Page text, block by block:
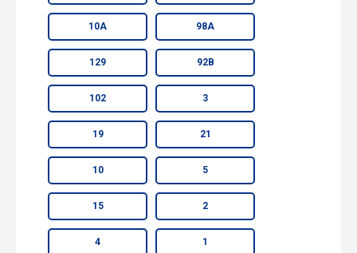
10А 98А
129 92В
102 3
19 21
10 5
15 2
4 1